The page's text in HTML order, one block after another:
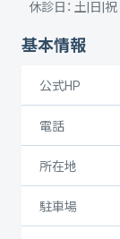
休診日： 土|日|祝
基本情報
公式HP
電話
所在地
駐車場